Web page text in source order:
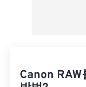
Canon